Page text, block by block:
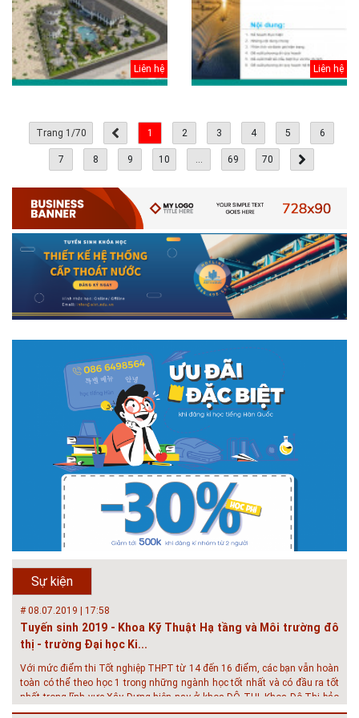
Liên hệ Liên hệ
Trang 1/70 1 2 3 4 5 6
7 8 9 10 69 70
Sự kiện
# 05.04.2025 | 17:16
Tuyển sinh 2025, Khoa kỹ thuật hạ tầng và môi trường đô thị
- Đại học Kiến trúc...
Thông tin tuyển sinh đại học 2025 Khoa kỹ thuật hạ tầng và môi trường
đô thị - Đại học Kiến trúc Hà Nội Tuyển sinh đại học với 280 chỉ tiêu, thời
gian đào tạo 4,5 năm
# 05.04.2020 | 20:30
GIAO LƯU TRỰC TUYẾN - TƯ VẤN TUYỂN SINH ĐẠI HỌC
CHÍNH QUY ĐẠI HỌC KIẾN TRÚC NĂM...
Năm nay, kỳ thi THPT quốc gia dự kiến diễn ra vào tháng 8. Trường Đại
học Kiến trúc Hà Nội chúc các bạn học sinh cuối cấp ôn thi thật tốt MỜI
QUÝ PHỤ HUYNH VÀ CÁC EM ĐÓN XEM GIAO LƯU TRỰC TUYẾN "TƯ
VẤN TUYỂN SINH ĐẠI H...
# 08.07.2019 | 17:58
Tuyến sinh 2019 - Khoa Kỹ Thuật Hạ tầng và Môi trường đô
thị - trường Đại học Ki...
Với mức điểm thi Tốt nghiệp THPT từ 14 đến 16 điểm, các bạn vẫn hoàn
toàn có thể theo học 1 trong những ngành học tốt nhất và có đầu ra tốt
nhất trong lĩnh vực Xây Dựng hiện nay ở khoa ĐÔ THỊ. Khoa Đô Thị bảo
đảm 100% t...